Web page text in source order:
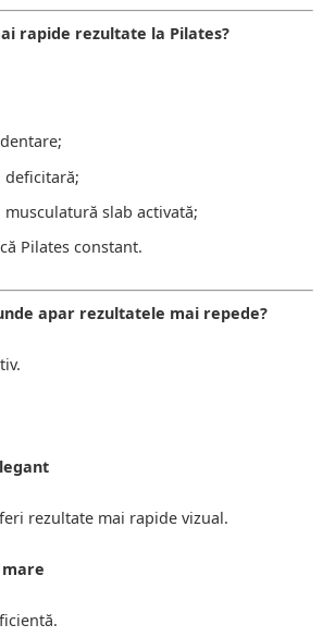
rapide rezultate la Pilates?
deficitară;
musculatură slab activată;
Pilates constant.
apar rezultatele mai repede?
rezultate mai rapide vizual.